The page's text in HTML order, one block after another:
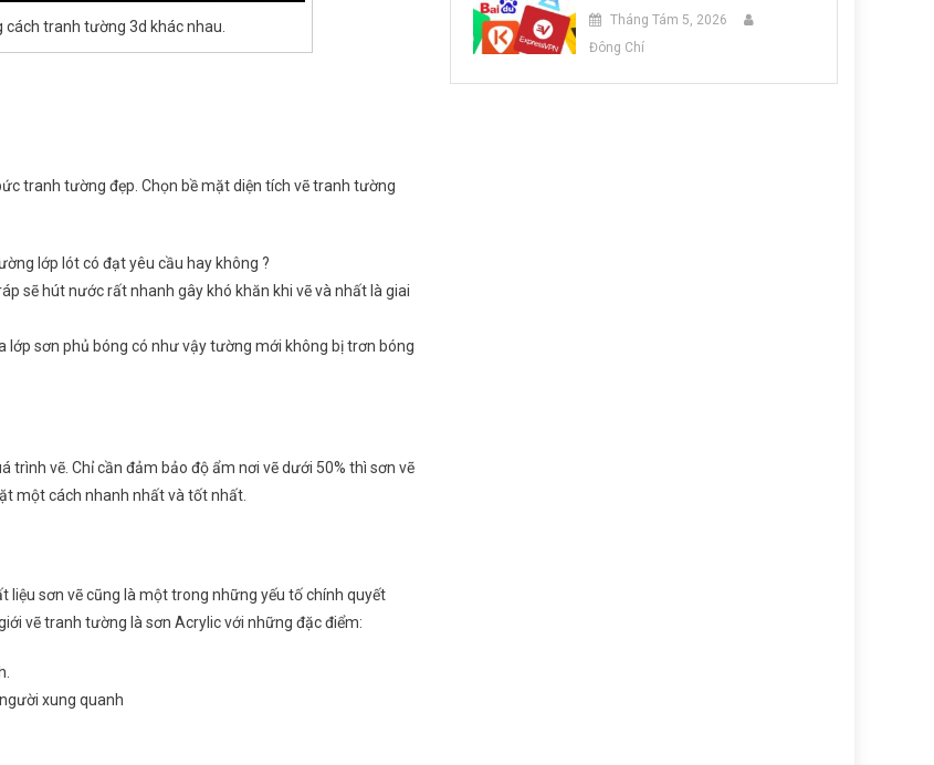
cách tranh tường 3d khác nhau.
tranh tường đẹp. Chọn bề mặt diện tích vẽ tranh tường
lớp lót có đạt yêu cầu hay không ?
sẽ hút nước rất nhanh gây khó khăn khi vẽ và nhất là giai
sơn phủ bóng có như vậy tường mới không bị trơn bóng
trình vẽ. Chỉ cần đảm bảo độ ẩm nơi vẽ dưới 50% thì sơn vẽ
một cách nhanh nhất và tốt nhất.
liệu sơn vẽ cũng là một trong những yếu tố chính quyết
vẽ tranh tường là sơn Acrylic với những đặc điểm:
xung quanh
Tháng Tám 5, 2026
Đông Chí